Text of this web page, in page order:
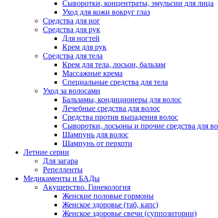
Сыворотки, концентраты, эмульсии для лица
Уход для кожи вокруг глаз
Средства для ног
Средства для рук
Для ногтей
Крем для рук
Средства для тела
Крем для тела, лосьон, бальзам
Массажные крема
Специальные средства для тела
Уход за волосами
Бальзамы, кондиционеры для волос
Лечебные средства для волос
Средства против выпадения волос
Сыворотки, лосьоны и прочие средства для
Шампунь для волос
Шампунь от перхоти
Летние серии
Для загара
Репелленты
Медикаменты и БАДы
Акушерство. Гинекология
Женские половые гормоны
Женское здоровье (таб, капс)
Женское здоровье свечи (суппозитории)